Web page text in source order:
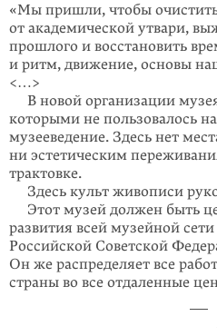
«Мы пришли, чтобы
от академической утвари,
прошлого и восстановить
и ритм, движение, основы
<…>
В новой организации
которыми не пользовалось
музееведение. Здесь нет
ни эстетическим
трактовке.
Здесь культ живописи
Этот музей должен быть
развития всей музей­ной
Российской Советской
Он же распреде­ляет все
страны во все отдаленные